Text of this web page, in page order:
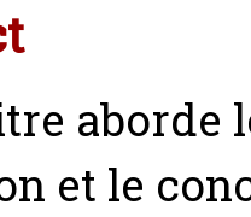
aborde
et le